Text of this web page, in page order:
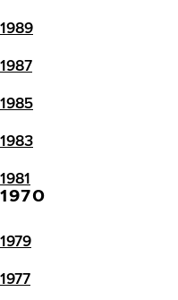
1989
1987
1985
1983
1981
1970
1979
1977